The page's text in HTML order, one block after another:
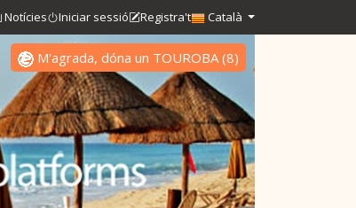
Notícies Iniciar sessió Registra't Català
M'agrada, dóna un TOUROBA(8)